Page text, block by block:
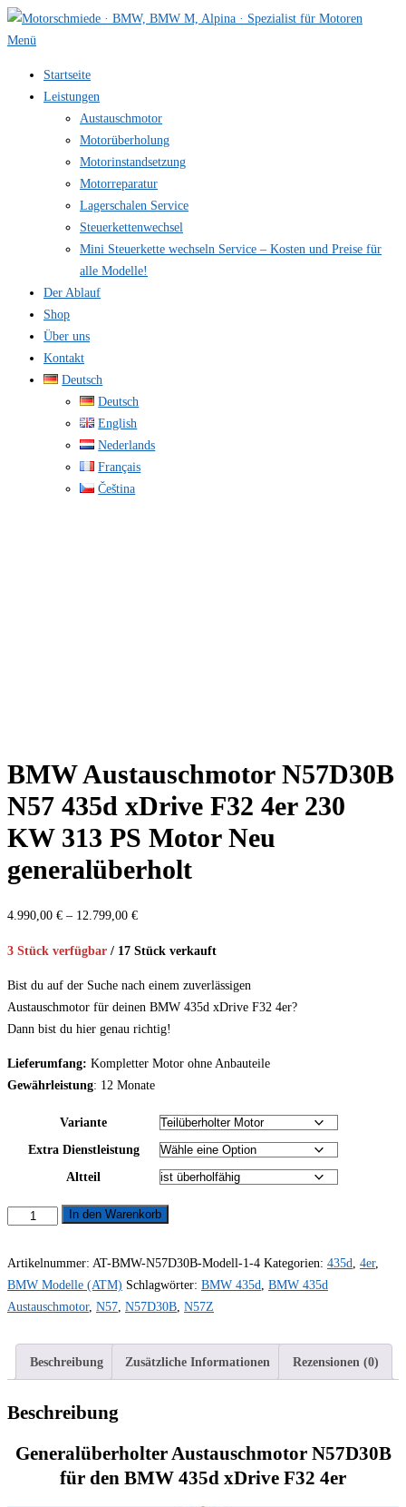
Zum
Inhalt
Menü
Startseite
Leistungen
Austauschmotor
Motorüberholung
Motorinstandsetzung
Motorreparatur
Lagerschalen Service
Steuerkettenwechsel
Mini Steuer­kette wechseln Service – Kosten und Preise für
alle Modelle!
Der Ablauf
Shop
Über uns
Kontakt
Deutsch
Deutsch
English
Nederlands
Français
Čeština
BMW Austauschmotor N57D30B
N57 435d xDrive F32 4er 230
KW 313 PS Motor Neu
generalüberholt
4.990,00 € – 12.799,00 €Preisspanne:
bis
12.799,00 €
3 Stück verfügbar / 17 Stück verkauft
Bist du auf der Suche nach einem zuverlässigen
Austauschmotor für deinen BMW 435d xDrive F32 4er?
Dann bist du hier genau richtig!
Lieferumfang: Kompletter Motor ohne Anbauteile
Gewährleistung: 12 Monate
Variante
Extra Dienstleistung
Altteil
BMW
N57D30B
N57
435d
F32
KW
PS
In den Warenkorb
Artikelnummer: AT-BMW-N57D30B-Modell-1-4 Kategorien: 435d, 4er,
BMW Modelle (ATM) Schlagwörter: BMW 435d, BMW 435d
Austauschmotor, N57, N57D30B, N57Z
Beschreibung Zusätzliche Informationen Rezensionen (0)
Beschreibung
Generalüberholter Austauschmotor N57D30B
für den BMW 435d xDrive F32 4er